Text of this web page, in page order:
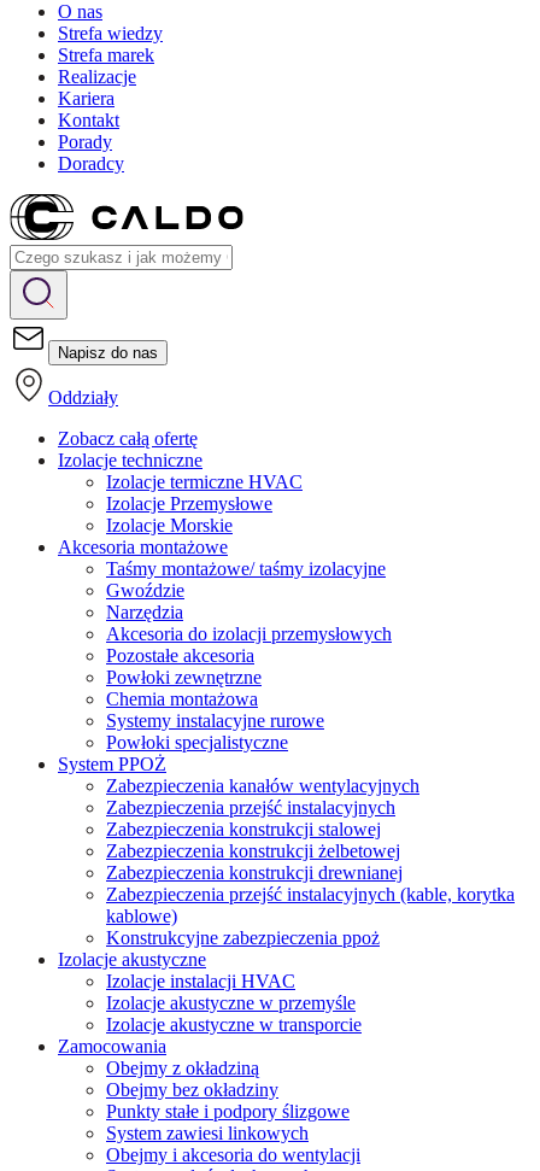
O nas
Strefa wiedzy
Strefa marek
Realizacje
Kariera
Kontakt
Porady
Doradcy
Napisz do nas
Oddziały
Zobacz całą ofertę
Izolacje techniczne
Izolacje termiczne HVAC
Izolacje Przemysłowe
Izolacje Morskie
Akcesoria montażowe
Taśmy montażowe/ taśmy izolacyjne
Gwoździe
Narzędzia
Akcesoria do izolacji przemysłowych
Pozostałe akcesoria
Powłoki zewnętrzne
Chemia montażowa
Systemy instalacyjne rurowe
Powłoki specjalistyczne
System PPOŻ
Zabezpieczenia kanałów wentylacyjnych
Zabezpieczenia przejść instalacyjnych
Zabezpieczenia konstrukcji stalowej
Zabezpieczenia konstrukcji żelbetowej
Zabezpieczenia konstrukcji drewnianej
Zabezpieczenia przejść instalacyjnych (kable, korytka
kablowe)
Konstrukcyjne zabezpieczenia ppoż
Izolacje akustyczne
Izolacje instalacji HVAC
Izolacje akustyczne w przemyśle
Izolacje akustyczne w transporcie
Zamocowania
Obejmy z okładziną
Obejmy bez okładziny
Punkty stałe i podpory ślizgowe
System zawiesi linkowych
Obejmy i akcesoria do wentylacji